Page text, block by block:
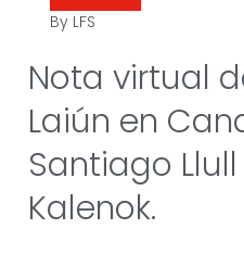
By LFS
Nota virtual
Laiún en
Santiago
Kalenok.